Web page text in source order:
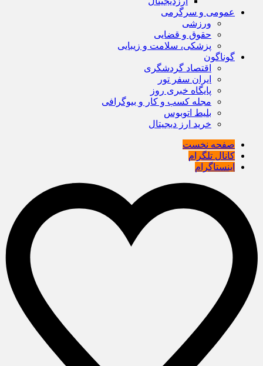
عمومی و سرگرمی
ورزشی
حقوق و قضایی
پزشکی، سلامت و زیبایی
گوناگون
اقتصاد گردشگری
ایران سفر تور
پایگاه خبری روز
مجله کسب و کار و بیوگرافی
بلیط اتوبوس
خرید ارز دیجیتال
صفحه نخست
کانال تلگرام
اینستاگرام